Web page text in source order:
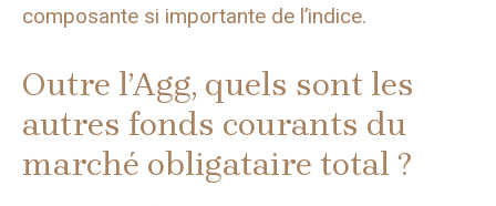
composante si importante de l’indice.
Outre l’Agg, quels sont les
autres fonds courants du
marché obligataire total ?